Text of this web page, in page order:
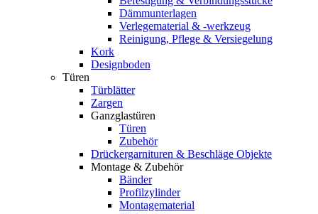
Dämmunterlagen
Verlegematerial & -werkzeug
Reinigung, Pflege & Versiegelung
Kork
Designboden
Türen
Türblätter
Zargen
Ganzglastüren
Türen
Zubehör
Drückergarnituren & Beschläge Objekte
Montage & Zubehör
Bänder
Profilzylinder
Montagematerial